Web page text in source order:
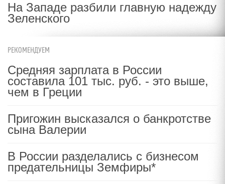
На Западе разбили главную надежду
Зеленского
РЕКОМЕНДУЕМ
Средняя зарплата в России
составила 101 тыс. руб. - это выше,
чем в Греции
Пригожин высказался о банкротстве
сына Валерии
В России разделались с бизнесом
предательницы Земфиры*